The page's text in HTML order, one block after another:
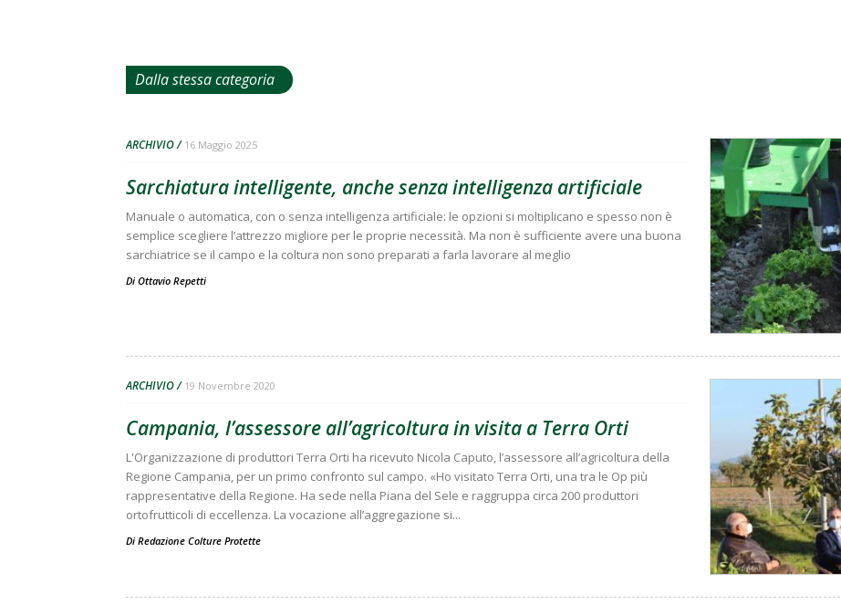
Dalla stessa categoria
ARCHIVIO 16 Maggio 2025
Sarchiatura intelligente, anche senza intelligenza artificiale
Manuale o automatica, con o senza intelligenza artificiale: le opzioni si moltiplicano e spesso non è
semplice scegliere l’attrezzo migliore per le proprie necessità. Ma non è sufficiente avere una buona
sarchiatrice se il campo e la coltura non sono preparati a farla lavorare al meglio
Di Ottavio Repetti
ARCHIVIO 19 Novembre 2020
Campania, l’assessore all’agricoltura in visita a Terra Orti
L'Organizzazione di produttori Terra Orti ha ricevuto Nicola Caputo, l’assessore all’agricoltura della
Regione Campania, per un primo confronto sul campo. «Ho visitato Terra Orti, una tra le Op più
rappresentative della Regione. Ha sede nella Piana del Sele e raggruppa circa 200 produttori
ortofrutticoli di eccellenza. La vocazione all’aggregazione si...
Di Redazione Colture Protette